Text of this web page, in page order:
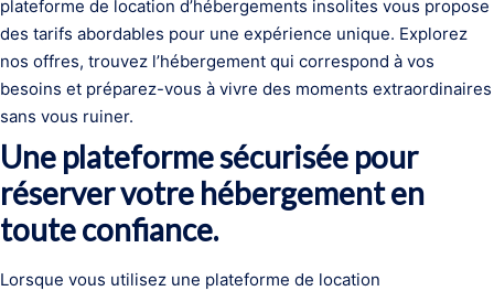
plateforme de location d’hébergements insolites vous propose
des tarifs abordables pour une expérience unique. Explorez
nos offres, trouvez l’hébergement qui correspond à vos
besoins et préparez-vous à vivre des moments extraordinaires
sans vous ruiner.
Une plateforme sécurisée pour
réserver votre hébergement en
toute confiance.
Lorsque vous utilisez une plateforme de location